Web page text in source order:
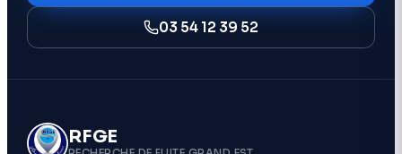
03 54 12 39 52
RFGE